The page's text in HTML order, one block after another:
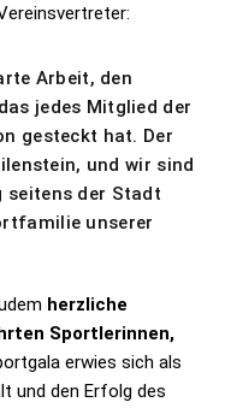
Arbeit, den
jedes Mitglied der
gesteckt hat. Der
und wir sind
seitens der Stadt
unserer
herzliche
Sportlerinnen,
erwies sich als
und den Erfolg des